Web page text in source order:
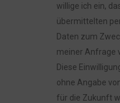
willige ich ein,
übermittelten
Daten zum
meiner Anfrage
Diese
ohne Angabe
für die Zukunft